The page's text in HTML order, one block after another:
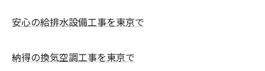
安心の給排水設備工事を東京で
納得の換気空調工事を東京で